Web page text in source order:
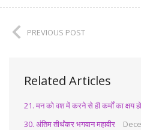
PREVIOUS POST
Related Articles
21. मन को वश में करने से ही कर्मों का क्षय
30. अंतिम तीर्थंकर भगवान महावीर